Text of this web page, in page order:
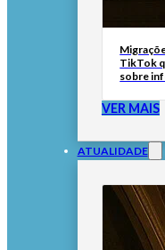
TikTok
sobre
VER MAIS
ATUALIDADE